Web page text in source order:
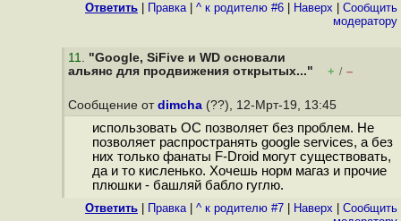
Ответить Правка| ^ к родителю #6 Наверх
Cообщить
модератору
11. "Google, SiFive и WD основали
альянс для продвижения открытых..."
+ / –
Сообщение от dimcha (??), 12-Мрт-19, 13:45
использовать ОС позволяет без проблем. Не
позволяет распространять google services, а без
них только фанаты F-Droid могут существовать,
да и то кисленько. Хочешь норм магаз и прочие
плюшки - башляй бабло гуглю.
Ответить Правка| ^ к родителю #7 Наверх
Cообщить